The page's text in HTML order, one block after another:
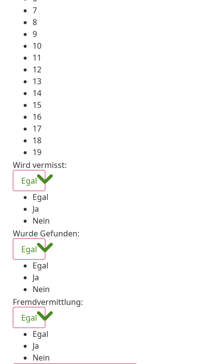
7
8
9
10
11
12
13
14
15
16
17
18
19
Wird vermisst:
Egal
Egal
Ja
Nein
Wurde Gefunden:
Egal
Egal
Ja
Nein
Fremdvermittlung:
Egal
Egal
Ja
Nein